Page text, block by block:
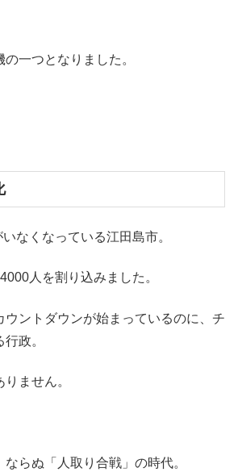
一つとなりました。
なくなっている江田島市。
人を割り込みました。
ウントダウンが始まっているのに、チ
政。
ません。
らぬ「人取り合戦」の時代。